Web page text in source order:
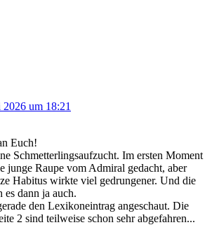
um 18:21
Euch!
Schmetterlingsaufzucht. Im ersten Moment
junge Raupe vom Admiral gedacht, aber
Habitus wirkte viel gedrungener. Und die
es dann ja auch.
den Lexikoneintrag angeschaut. Die
2 sind teilweise schon sehr abgefahren...